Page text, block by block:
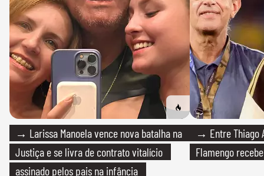
→ Larissa Manoela vence nova batalha na
Justiça e se livra de contrato vitalício
assinado pelos pais na infância
→ Entre Thiago
Flamengo